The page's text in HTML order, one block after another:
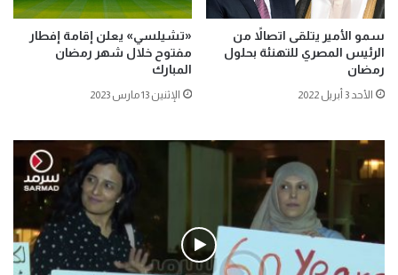
سمو الأمير يتلقى اتصالاً من
الرئيس المصري للتهنئة بحلول
رمضان
الأحد 3 أبريل 2022
«تشيلسي» يعلن إقامة إفطار
مفتوح خلال شهر رمضان
المبارك
الإثنين 13 مارس 2023